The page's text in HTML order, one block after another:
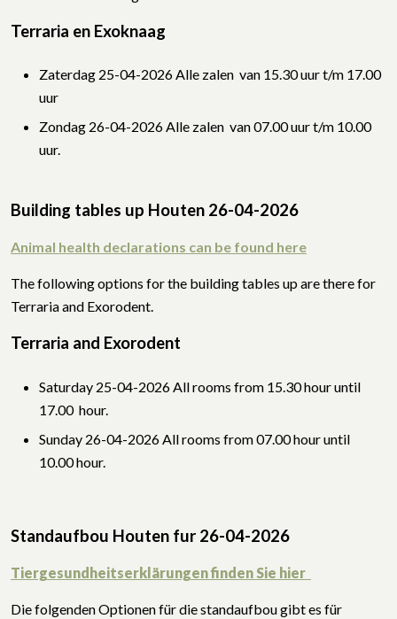
Terraria en Exoknaag
Zaterdag 25-04-2026 Alle zalen van 15.30 uur t/m 17.00
uur
Zondag 26-04-2026 Alle zalen van 07.00 uur t/m 10.00
uur.
Building tables up Houten 26-04-2026
Animal health declarations can be found here
The following options for the building tables up are there for
Terraria and Exorodent.
Terraria and Exorodent
Saturday 25-04-2026 All rooms from 15.30 hour until
17.00 hour.
Sunday 26-04-2026 All rooms from 07.00 hour until
10.00 hour.
Standaufbou Houten fur 26-04-2026
Tiergesundheitserklärungen finden Sie hier
Die folgenden Optionen für die standaufbou gibt es für